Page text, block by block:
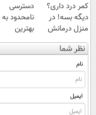
کمر درد داری؟
دیگه بسه! در
منزل درمانش
کن
(◀پرسش‌نامه)
دسترسی
نامحدود به
بهترین
آموزش‌ها
کنکور
نظر شما
نام
ایمیل